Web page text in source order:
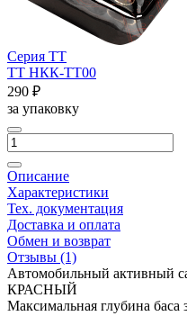
Серия ТТ
ТТ НКК-ТТ00
290 ₽
за упаковку
Описание
Характеристики
Тех. документация
Доставка и оплата
Обмен и возврат
Отзывы (1)
Автомобильный активный
КРАСНЫЙ
Максимальная глубина баса